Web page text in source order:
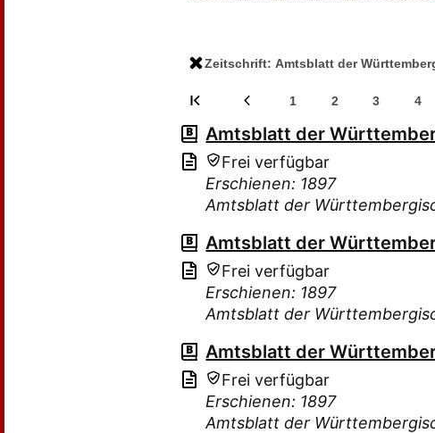
Zeitschrift: Amtsblatt der
1 2 3 4
Amtsblatt der
Frei verfügbar
Erschienen: 1897
Amtsblatt der
Amtsblatt der
Frei verfügbar
Erschienen: 1897
Amtsblatt der
Amtsblatt der
Frei verfügbar
Erschienen: 1897
Amtsblatt der